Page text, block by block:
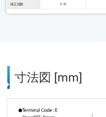
補正係数 0.70
寸法図 [mm]